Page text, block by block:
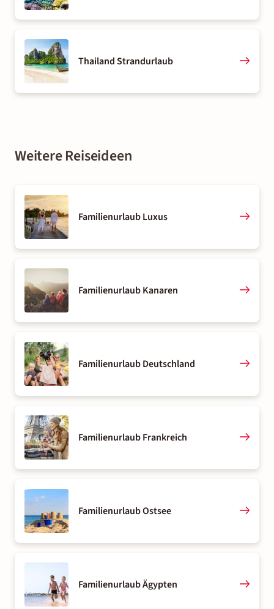
Thailand Strandurlaub
Weitere Reiseideen
Familienurlaub Luxus
Familienurlaub Kanaren
Familienurlaub Deutschland
Familienurlaub Frankreich
Familienurlaub Ostsee
Familienurlaub Ägypten